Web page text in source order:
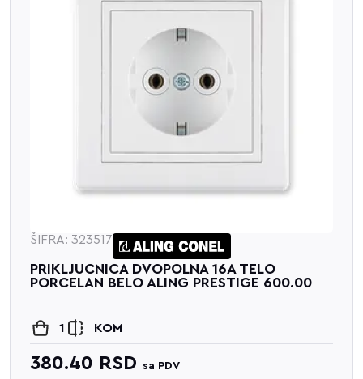
ŠIFRA: 323517
PRIKLJUCNICA DVOPOLNA 16A TELO
PORCELAN BELO ALING PRESTIGE 600.00
1 KOM
380.40 RSD sa PDV